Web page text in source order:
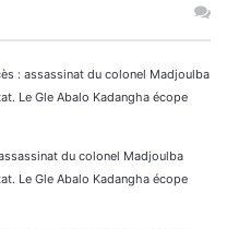
: assassinat du colonel Madjoulba
Le Gle Abalo Kadangha écope
du colonel Madjoulba
Le Gle Abalo Kadangha écope